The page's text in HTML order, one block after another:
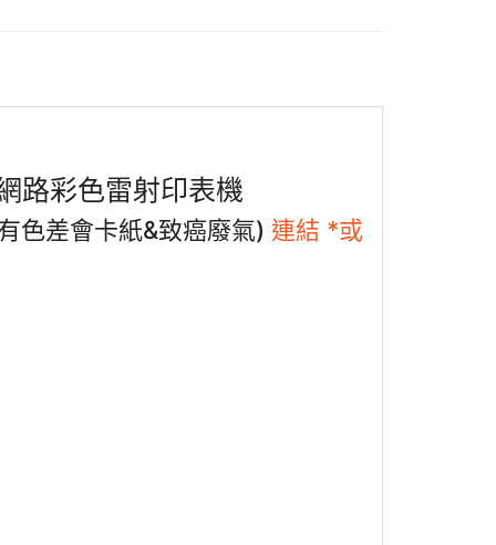
路彩色雷射印表機
色差會卡紙&致癌廢氣) 連結 *或